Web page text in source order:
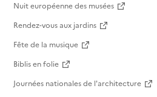
Nuit européenne des musées
Rendez-vous aux jardins
Fête de la musique
Biblis en folie
Journées nationales de l'architecture